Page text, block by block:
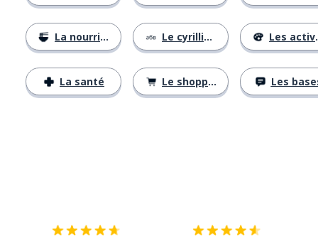
La nourriture
La santé
Le cyrillique
Le shopping
Les activités
Les